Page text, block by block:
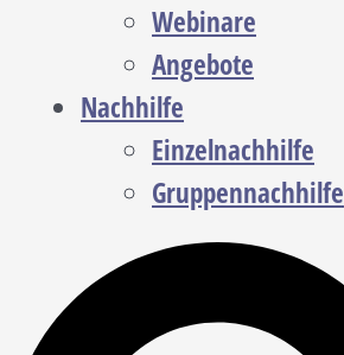
Webinare
Angebote
Nachhilfe
Einzelnachhilfe
Gruppennachhilfe